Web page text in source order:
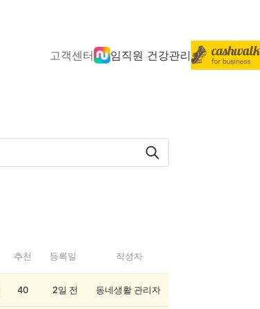
고객센터 임직원 건강관리
추천 등록일 작성자
40 2일 전 동네생활 관리자